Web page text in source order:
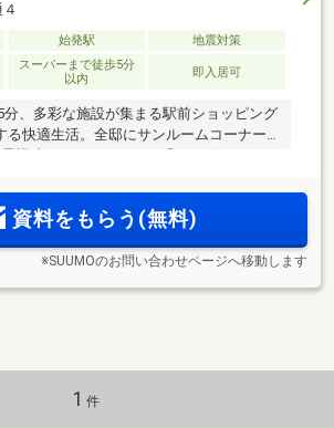
始発駅 地震対策
スーパーまで徒歩5分
以内
即入居可
、多彩な施設が集まる駅前ショッピング
る快適生活。全邸にサンルームコーナー
資料をもらう(無料)
※SUUMOのお問い合わせページへ移動します
1 件